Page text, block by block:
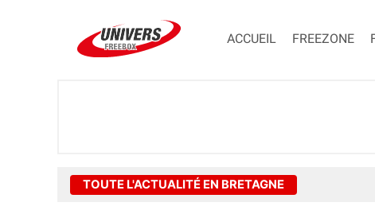
ACCUEIL FREEZONE
TOUTE L'ACTUALITÉ EN BRETAGNE